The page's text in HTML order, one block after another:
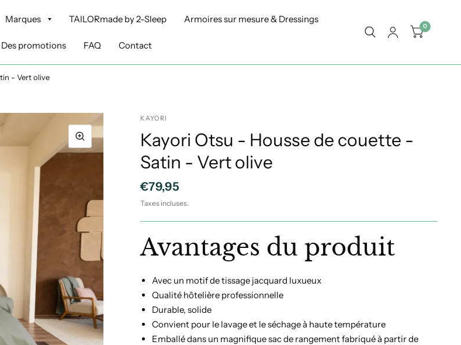
Marques TAILORmade by 2-Sleep Armoires sur mesure & Dressings
Des promotions FAQ Contact
0
- Vert olive
KAYORI
Kayori Otsu - Housse de couette -
Satin - Vert olive
€79,95
Taxes incluses.
Avantages du produit
Avec un motif de tissage jacquard luxueux
Qualité hôtelière professionnelle
Durable, solide
Convient pour le lavage et le séchage à haute température
Emballé dans un magnifique sac de rangement fabriqué à partir de